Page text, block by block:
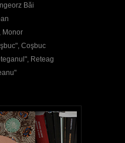
Băi
Monor
Coşbuc
Reteag